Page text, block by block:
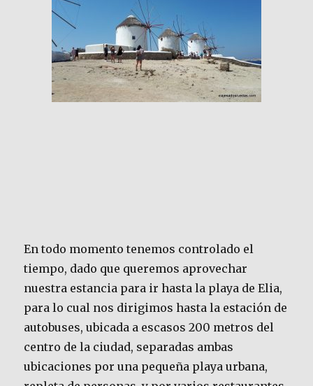
En todo momento tenemos controlado el
tiempo, dado que queremos aprovechar
nuestra estancia para ir hasta la playa de Elia,
para lo cual nos dirigimos hasta la estación de
autobuses, ubicada a escasos 200 metros del
centro de la ciudad, separadas ambas
ubicaciones por una pequeña playa urbana,